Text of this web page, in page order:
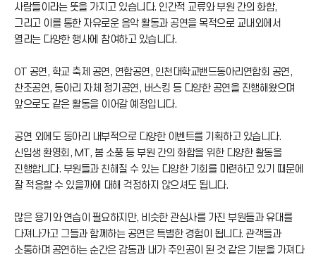
사람들이라는 뜻을 가지고 있습니다. 인간적 교류와 부원 간의 화합,
그리고 이를 통한 자유로운 음악 활동과 공연을 목적으로 교내외에서
열리는 다양한 행사에 참여하고 있습니다.
OT 공연, 학교 축제 공연, 연합공연, 인천대학교밴드동아리연합회 공연,
찬조공연, 동아리 자체 정기공연, 버스킹 등 다양한 공연을 진행해왔으며
앞으로도 같은 활동을 이어갈 예정입니다.
공연 외에도 동아리 내부적으로 다양한 이벤트를 기획하고 있습니다.
신입생 환영회, MT, 봄 소풍 등 부원 간의 화합을 위한 다양한 활동을
진행합니다. 부원들과 친해질 수 있는 다양한 기회를 마련하고 있기 때문에
잘 적응할 수 있을까에 대해 걱정하지 않으셔도 됩니다.
많은 용기와 연습이 필요하지만, 비슷한 관심사를 가진 부원들과 유대를
다져나가고 그들과 함께하는 공연은 특별한 경험이 됩니다. 관객들과
소통하며 공연하는 순간은 감동과 내가 주인공이 된 것 같은 기분을 가져다